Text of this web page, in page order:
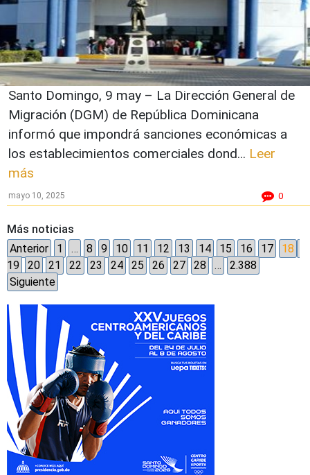
Santo Domingo, 9 may – La Dirección General de
Migración (DGM) de República Dominicana
informó que impondrá sanciones económicas a
los establecimientos comerciales dond... Leer
más
mayo 10, 2025 0
Más noticias
Anterior
1 … 8 9 10 11 12 13 14 15 16 17
18
19
20 21 22 23 24 25 26 27 28 …
2.388
Siguiente